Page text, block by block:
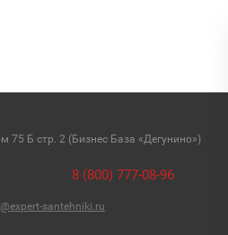
75 Б стр. 2 (Бизнес База «Дегунино»)
8 (800) 777-08-96
santehniki.ru